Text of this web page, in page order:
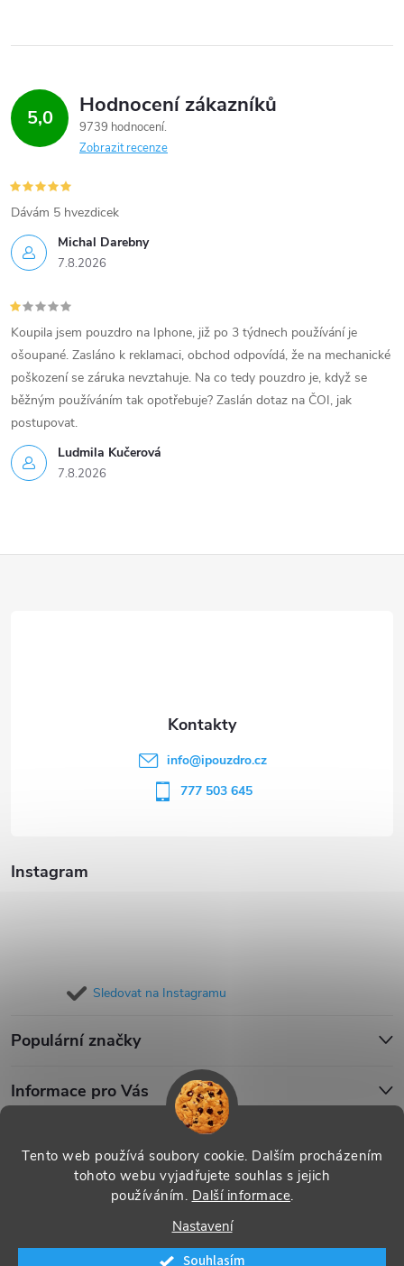
Tento web používá soubory cookie. Dalším procházením
tohoto webu vyjadřujete souhlas s jejich
používáním. Další informace.
Nastavení
Souhlasím
5,0 Hodnocení zákazníků
9739 hodnocení
Zobrazit recenze
Michal Darebny
7.8.2026
Dávám 5 hvezdicek
Ludmila Kučerová
7.8.2026
Koupila jsem pouzdro na Iphone, již po 3 týdnech používání je
ošoupané. Zasláno k reklamaci, obchod odpovídá, že na mechanické
poškození se záruka nevztahuje. Na co tedy pouzdro je, když se
běžným používáním tak opotřebuje? Zaslán dotaz na ČOI, jak
postupovat.
Instagram
Sledovat na Instagramu
Populární značky
Informace pro Vás
info@ipouzdro.cz
777 503 645
Vytvořil Shoptet
Copyright 2026 . Všechna práva vyhrazena.
nastavení cookies